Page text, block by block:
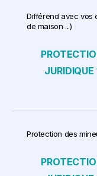
Différend avec vos
de maison ...)
Protection des